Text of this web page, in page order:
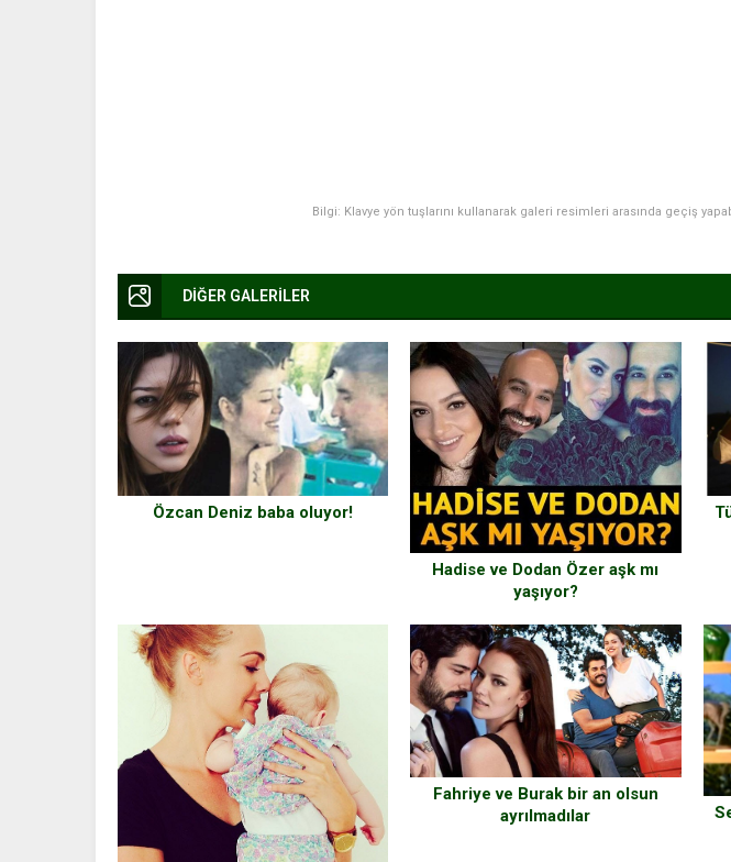
Bilgi: Klavye yön tuşlarını kullanarak galeri resimleri arasında geçiş
DİĞER GALERİLER
Özcan Deniz baba oluyor!
Hadise ve Dodan Özer aşk mı
yaşıyor?
Fahriye ve Burak bir an olsun
ayrılmadılar